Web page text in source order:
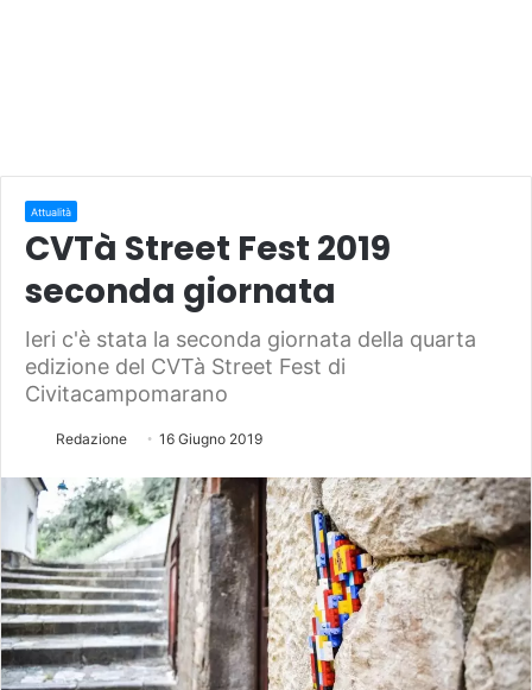
Attualità
CVTà Street Fest 2019
seconda giornata
Ieri c'è stata la seconda giornata della quarta
edizione del CVTà Street Fest di
Civitacampomarano
Redazione 16 Giugno 2019